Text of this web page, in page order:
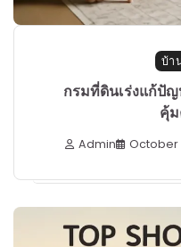
บ้า
กรมที่ดินเร่งแก้ปั
คุ้
Admin October